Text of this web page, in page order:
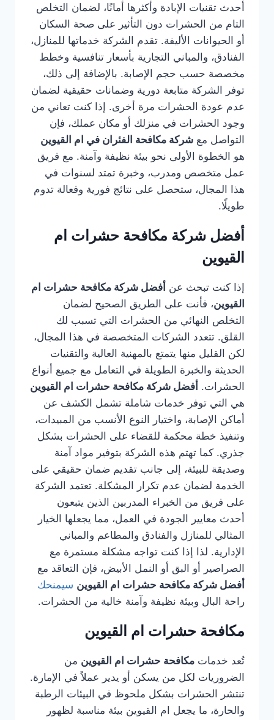
أحدث تقنيات الإبادة وأكثرها أمانًا، لضمان التخلص
التام من الحشرات دون التأثير على صحة السكان
أو الحيوانات الأليفة. تقدم الشركة خدماتها للمنازل،
الفنادق، والمباني التجارية بأسعار تنافسية وخطط
مخصصة حسب حجم الإصابة. بالإضافة إلى ذلك،
توفر الشركة متابعة دورية وضمانات حقيقية لضمان
عدم عودة الحشرات مرة أخرى. إذا كنت تعاني من
وجود الحشرات في منزلك أو مكان عملك، فإن
التواصل مع شركة مكافحة الفئران في ام القيوين
هو الخطوة الأولى نحو بيئة نظيفة وآمنة. مع فريق
عمل متخصص ومدرب، وخبرة تمتد لسنوات في
هذا المجال، ستحصل على نتائج فورية وفعالة تدوم
طويلًا.
أفضل شركة مكافحة حشرات ام
القيوين
إذا كنت تبحث عن أفضل شركة مكافحة حشرات ام
القيوين، فأنت على الطريق الصحيح لضمان
التخلص النهائي من الحشرات التي تسبب لك
القلق. تتعدد الشركات المتخصصة في هذا المجال،
لكن القليل منها يتمتع بالمهنية العالية والتقنيات
الحديثة والخبرة الطويلة في التعامل مع جميع أنواع
الحشرات. أفضل شركة مكافحة حشرات ام القيوين
هي التي توفر خدمات شاملة تشمل الكشف عن
أماكن الإصابة، واختيار النوع الأنسب من المبيدات،
وتنفيذ خطة محكمة للقضاء على الحشرات بشكل
جذري. كما تهتم هذه الشركة بتوفير مواد آمنة
وصديقة للبيئة، إلى جانب تقديم ضمان حقيقي على
الخدمة لضمان عدم تكرار المشكلة. تعتمد الشركة
على فريق من الخبراء المدربين الذين يتبعون
أحدث معايير الجودة في العمل، مما يجعلها الخيار
المثالي للمنازل والفنادق والمطاعم والمباني
الإدارية. لذا إذا كنت تواجه مشكلة مستمرة مع
الصراصير أو البق أو النمل الأبيض، فإن التعاقد مع
أفضل شركة مكافحة حشرات ام القيوين سيمنحك
راحة البال وبيئة نظيفة وآمنة خالية من الحشرات.
مكافحة حشرات ام القيوين
تُعد خدمات مكافحة حشرات ام القيوين من
الضروريات لكل من يسكن أو يدير عملاً في الإمارة.
تنتشر الحشرات بشكل ملحوظ في البيئات الرطبة
والحارة، ما يجعل ام القيوين بيئة مناسبة لظهور